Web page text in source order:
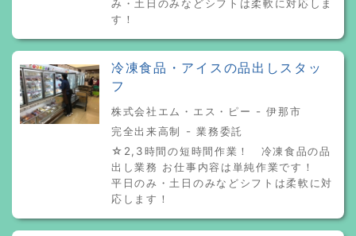
み・土日のみなどシフトは柔軟に対応しま
す！
冷凍食品・アイスの品出しスタッ
フ
株式会社エム・エス・ピー - 伊那市
完全出来高制 - 業務委託
☆2,3時間の短時間作業！ 冷凍食品の品
出し業務 お仕事内容は単純作業です！
平日のみ・土日のみなどシフトは柔軟に対
応します！